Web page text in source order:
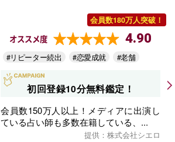
会員数180万人突破！
オススメ度 4.90
#リピーター続出 #恋愛成就 #老舗
初回登録10分無料鑑定！
会員数150万人以上！メディアに出演し
ている占い師も多数在籍している、...
提供：株式会社シエロ